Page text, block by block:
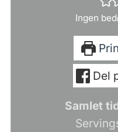
Ingen
Del
Samlet